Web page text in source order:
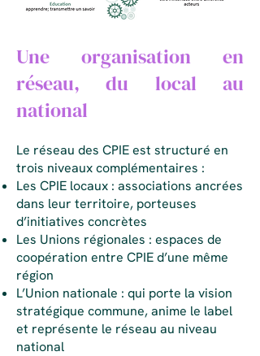
Une organisation en
réseau, du local au
national
Le réseau des CPIE est structuré en
trois niveaux complémentaires :
Les CPIE locaux : associations ancrées
dans leur territoire, porteuses
d’initiatives concrètes
Les Unions régionales : espaces de
coopération entre CPIE d’une même
région
L’Union nationale : qui porte la vision
stratégique commune, anime le label
et représente le réseau au niveau
national